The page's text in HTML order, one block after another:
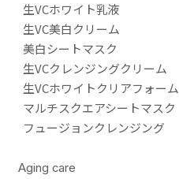
生VCホワイト乳液
生VC美白クリーム
美白シートマスク
生VCクレンジングクリーム
生VCホワイトクリアフォーム
マルチスクエアシートマスク
フュージョンクレンジング
Aging care